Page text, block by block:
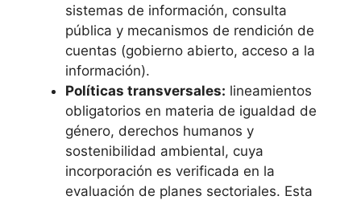
sistemas de información, consulta
pública y mecanismos de rendición de
cuentas (gobierno abierto, acceso a la
información).
Políticas transversales: lineamientos
obligatorios en materia de igualdad de
género, derechos humanos y
sostenibilidad ambiental, cuya
incorporación es verificada en la
evaluación de planes sectoriales. Esta